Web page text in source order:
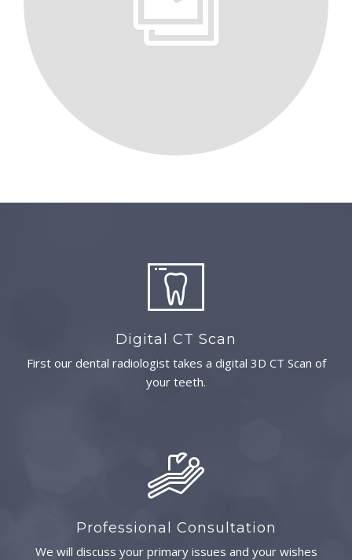
Digital CT Scan
First our dental radiologist takes a digital 3D CT Scan of
your teeth.
Professional Consultation
We will discuss your primary issues and your wishes